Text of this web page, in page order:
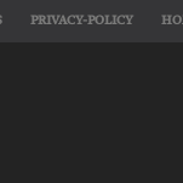
PRIVACY-POLICY